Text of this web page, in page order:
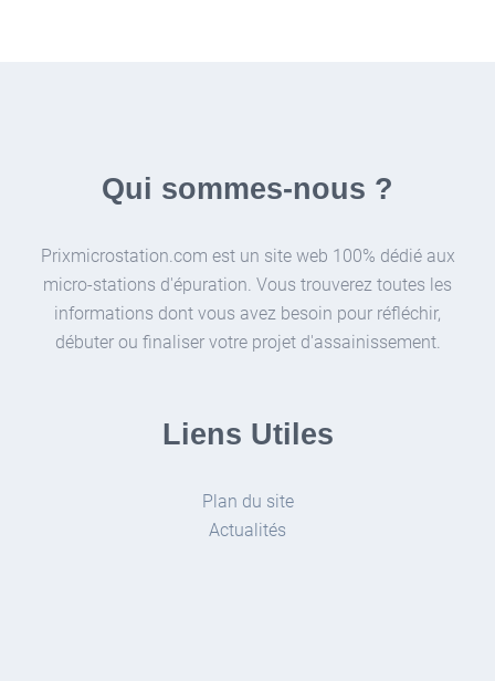
Qui sommes-nous ?
Prixmicrostation.com est un site web 100% dédié aux
micro-stations d'épuration. Vous trouverez toutes les
informations dont vous avez besoin pour réfléchir,
débuter ou finaliser votre projet d'assainissement.
Liens Utiles
Plan du site
Actualités